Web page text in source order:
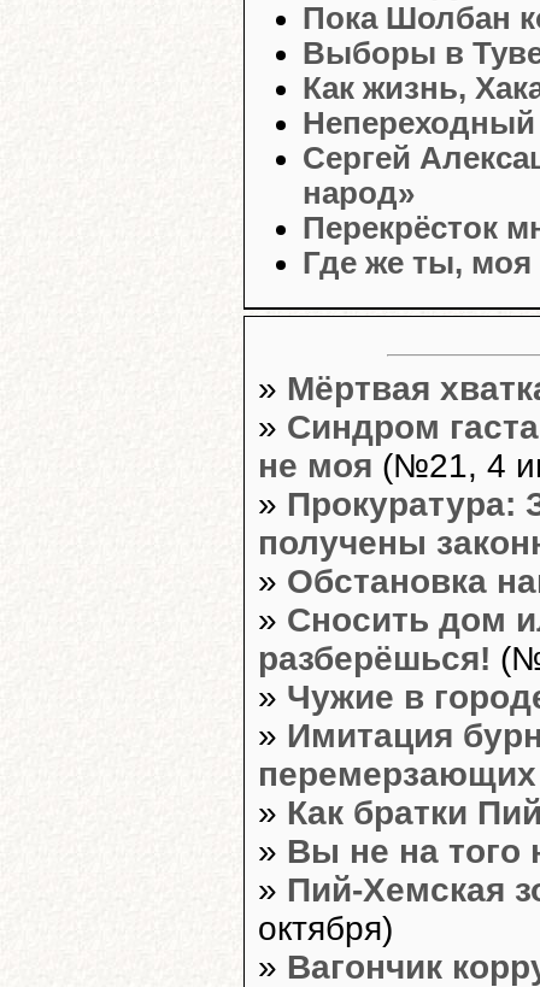
Пока Шолбан
Выборы в
Как жизнь,
Непереходный
Сергей
народ»
Перекрёсток
Где же ты, моя
» Мёртвая
» Синдром
не моя (№21, 4
» Прокуратура:
получены
» Обстановка
» Сносить дом
разберёшься!
» Чужие в
» Имитация
перемерзающих
» Как братки
» Вы не на того
» Пий-Хемская
октября)
» Вагончик